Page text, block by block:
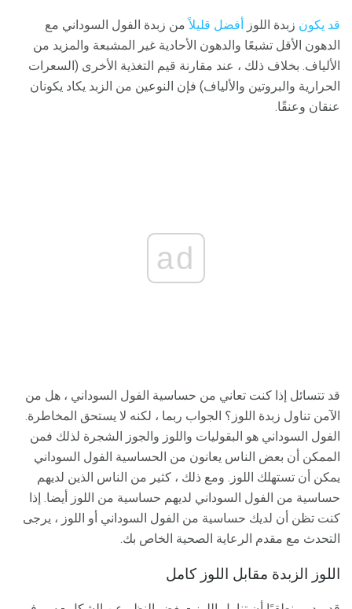
قد يكون زبدة اللوز أفضل قليلاًمن زبدة الفول السوداني مع
الدهون الأقل تشبعًا والدهون الأحادية غير المشبعة والمزيد من
الألياف. بخلاف ذلك ، عند مقارنة قيم التغذية الأخرى (السعرات
الحرارية والبروتين والألياف) فإن النوعين من الزبد يكاد يكونان
عنقان وعنقًا.
ad
قد تتسائل إذا كنت تعاني من حساسية الفول السوداني ، هل من
الآمن تناول زبدة اللوز؟ الجواب ربما ، لكنه لا يستحق المخاطرة.
الفول السوداني هو البقوليات واللوز والجوز الشجرة لذلك فمن
الممكن أن بعض الناس يعانون من الحساسية الفول السوداني
يمكن أن تستهلك اللوز. ومع ذلك ، كثير من الناس الذين لديهم
حساسية من الفول السوداني لديهم حساسية من اللوز أيضا. إذا
كنت تظن أن لديك حساسية من الفول السوداني أو اللوز ، يرجى
التحدث مع مقدم الرعاية الصحية الخاص بك.
اللوز الزبدة مقابل اللوز كامل